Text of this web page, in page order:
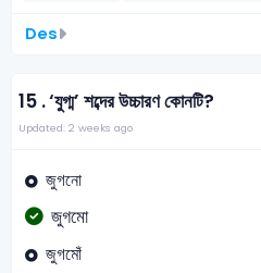
Des
15 .‘যুগ্ম’ শব্দের উচ্চারণ কোনটি?
Updated: 2 weeks ago
জুগনো
জুগমো
জুগমোঁ